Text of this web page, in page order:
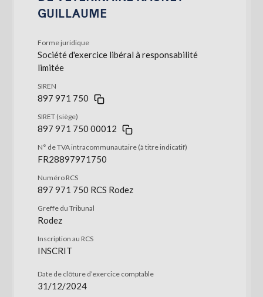
GUILLAUME
Forme juridique
Société d'exercice libéral à responsabilité
limitée
SIREN
897 971 750
SIRET (siège)
897 971 750 00012
N° de TVA intracommunautaire (à titre indicatif)
FR28897971750
Numéro RCS
897 971 750 RCS Rodez
Greffe du Tribunal
Rodez
Inscription au RCS
INSCRIT
Date de clôture d’exercice comptable
31/12/2024